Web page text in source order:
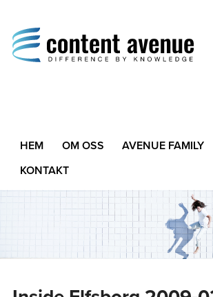
Difference by Knowledge
HEM OM OSS AVENUE FAMILY
KONTAKT